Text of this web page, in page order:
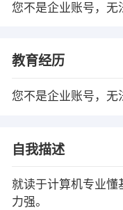
您不是企业账号，无
教育经历
您不是企业账号，无
自我描述
就读于计算机专业
力强。